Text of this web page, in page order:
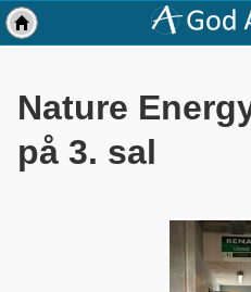
Nature
på 3. sal